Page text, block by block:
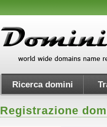
Ricerca domini
Registrazione